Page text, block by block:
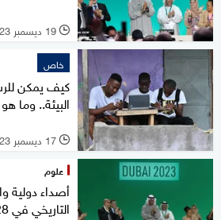
l 19 ديسمبر 2023
خاص
كيف يمكن
البيئة.. وما
l 17 ديسمبر 2023
علوم
أصداء دولية
التاريخي في COP28